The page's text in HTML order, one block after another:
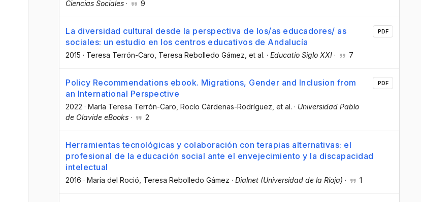
Ciencias Sociales · 9
La diversidad cultural desde la perspectiva de los/as educadores/ as
sociales: un estudio en los centros educativos de Andalucía
2015 · Teresa Terrón-Caro , Teresa Rebolledo Gámez , et al. · Educatio Siglo XXI · 7
PDF
Policy Recommendations ebook. Migrations, Gender and Inclusion from
an International Perspective
2022 · María Teresa Terrón-Caro , Rocío Cárdenas-Rodríguez , et al. · Universidad Pablo
de Olavide eBooks · 2
PDF
Herramientas tecnológicas y colaboración con terapias alternativas: el
profesional de la educación social ante el envejecimiento y la discapacidad
intelectual
2016 · María del Roció , Teresa Rebolledo Gámez · Dialnet (Universidad de la Rioja) · 1